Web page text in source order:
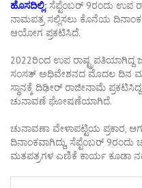
ಹೊಸದಿಲ್ಲಿ: ಸೆಪ್ಟೆಂಬರ್ 9ರಂದು ಉಪ
ನಾಮಪತ್ರ ಸಲ್ಲಿಸಲು ಕೊನೆಯ
ಆಯೋಗ ಪ್ರಕಟಿಸಿದೆ.
2022ರಿಂದ ಉಪ
ಸಂಸತ್ ಅಧಿವೇಶನದ ಮೊದಲ ದಿನ
ಸ್ಥಾನಕ್ಕೆ ದಿಢೀರ್ ರಾಜೀನಾಮೆ
ಚುನಾವಣೆ ಘೋಷಣೆಯಾಗಿದೆ.
ಚುನಾವಣಾ ವೇಳಾಪಟ್ಟಿಯ ಪ್ರಕಾರ,
ದಿನಾಂಕವಾಗಿದ್ದು, ಸೆಪ್ಟೆಂಬರ್
ಮತಪತ್ರಗಳ ಎಣಿಕೆ ಕಾರ್ಯ ಕೂಡಾ